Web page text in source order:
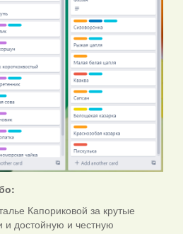
Капориковой за крутые
и достойную и честную